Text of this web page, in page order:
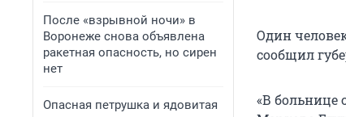
После «взрывной ночи» в
Воронеже снова объявлена
ракетная опасность, но сирен
нет
Опасная петрушка и ядовитая
Один
сообщил
«В больнице